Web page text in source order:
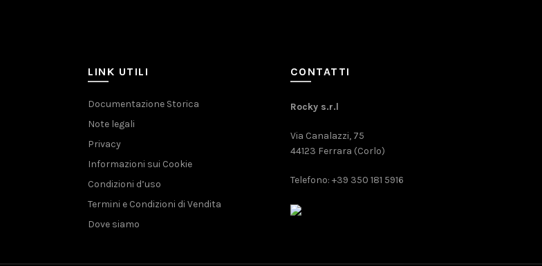
LINK UTILI
Documentazione Storica
Note legali
Privacy
Informazioni sui Cookie
Condizioni d’uso
Termini e Condizioni di Vendita
Dove siamo
CONTATTI
Rocky s.r.l
Via Canalazzi, 75
44123 Ferrara (Corlo)
Telefono: +39 350 181 5916